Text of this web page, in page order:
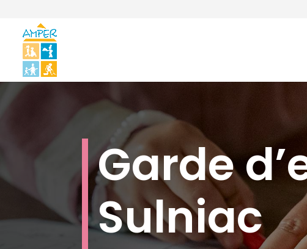
Garde
Sulniac